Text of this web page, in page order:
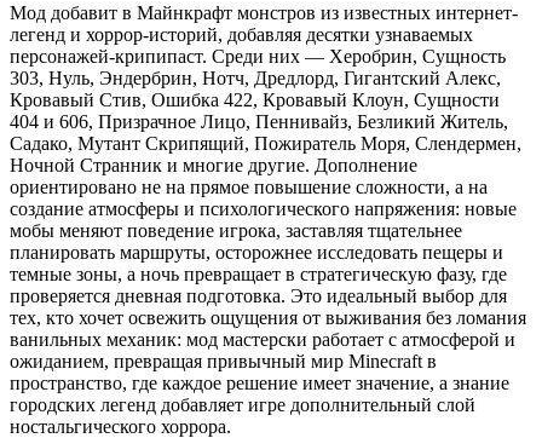
Мод добавит в Майнкрафт монстров из известных интернет-
легенд и хоррор-историй, добавляя десятки узнаваемых
персонажей-крипипаст. Среди них — Херобрин, Сущность
303, Нуль, Эндербрин, Нотч, Дредлорд, Гигантский Алекс,
Кровавый Стив, Ошибка 422, Кровавый Клоун, Сущности
404 и 606, Призрачное Лицо, Пеннивайз, Безликий Житель,
Садако, Мутант Скрипящий, Пожиратель Моря, Слендермен,
Ночной Странник и многие другие. Дополнение
ориентировано не на прямое повышение сложности, а на
создание атмосферы и психологического напряжения: новые
мобы меняют поведение игрока, заставляя тщательнее
планировать маршруты, осторожнее исследовать пещеры и
темные зоны, а ночь превращает в стратегическую фазу, где
проверяется дневная подготовка. Это идеальный выбор для
тех, кто хочет освежить ощущения от выживания без ломания
ванильных механик: мод мастерски работает с атмосферой и
ожиданием, превращая привычный мир Minecraft в
пространство, где каждое решение имеет значение, а знание
городских легенд добавляет игре дополнительный слой
ностальгического хоррора.